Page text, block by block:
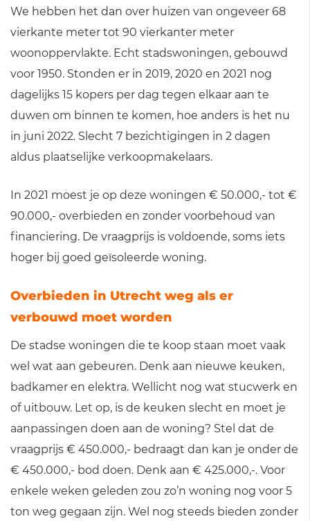
We hebben het dan over huizen van ongeveer 68
vierkante meter tot 90 vierkanter meter
woonoppervlakte. Echt stadswoningen, gebouwd
voor 1950. Stonden er in 2019, 2020 en 2021 nog
dagelijks 15 kopers per dag tegen elkaar aan te
duwen om binnen te komen, hoe anders is het nu
in juni 2022. Slecht 7 bezichtigingen in 2 dagen
aldus plaatselijke verkoopmakelaars.
In 2021 moest je op deze woningen € 50.000,- tot €
90.000,- overbieden en zonder voorbehoud van
financiering. De vraagprijs is voldoende, soms iets
hoger bij goed geïsoleerde woning.
Overbieden in Utrecht weg als er
verbouwd moet worden
De stadse woningen die te koop staan moet vaak
wel wat aan gebeuren. Denk aan nieuwe keuken,
badkamer en elektra. Wellicht nog wat stucwerk en
of uitbouw. Let op, is de keuken slecht en moet je
aanpassingen doen aan de woning? Stel dat de
vraagprijs € 450.000,- bedraagt dan kan je onder de
€ 450.000,- bod doen. Denk aan € 425.000,-. Voor
enkele weken geleden zou zo’n woning nog voor 5
ton weg gegaan zijn. Wel nog steeds bieden zonder